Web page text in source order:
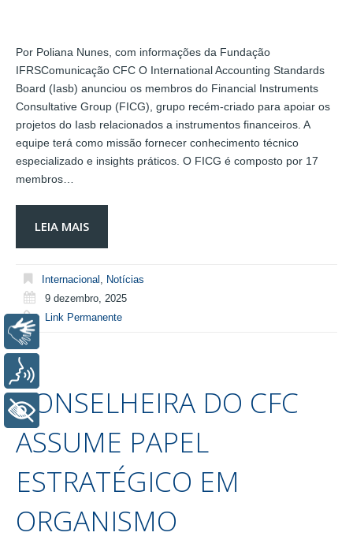
Por Poliana Nunes, com informações da Fundação
IFRSComunicação CFC O International Accounting Standards
Board (Iasb) anunciou os membros do Financial Instruments
Consultative Group (FICG), grupo recém-criado para apoiar os
projetos do Iasb relacionados a instrumentos financeiros. A
equipe terá como missão fornecer conhecimento técnico
especializado e insights práticos. O FICG é composto por 17
membros…
LEIA MAIS
Internacional , Notícias
9 dezembro, 2025
Link Permanente
CONSELHEIRA DO CFC
ASSUME PAPEL
ESTRATÉGICO EM
ORGANISMO
+ Acessibilidade